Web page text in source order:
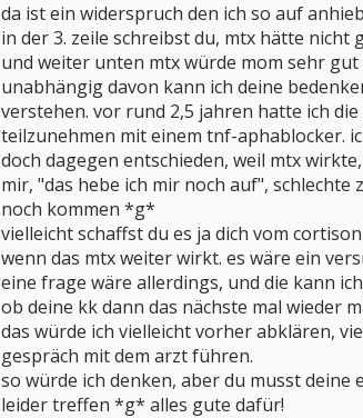
da ist ein widerspruch den ich so auf
in der 3. zeile schreibst du, mtx hätte nicht
und weiter unten mtx würde mom sehr gut
unabhängig davon kann ich deine
verstehen. vor rund 2,5 jahren hatte ich
teilzunehmen mit einem tnf-aphablocker.
doch dagegen entschieden, weil mtx
mir, "das hebe ich mir noch auf", schlechte
noch kommen *g*
vielleicht schaffst du es ja dich vom
wenn das mtx weiter wirkt. es wäre ein
eine frage wäre allerdings, und die kann
ob deine kk dann das nächste mal wieder
das würde ich vielleicht vorher abklären,
gespräch mit dem arzt führen.
so würde ich denken, aber du musst deine
leider treffen *g* alles gute dafür!